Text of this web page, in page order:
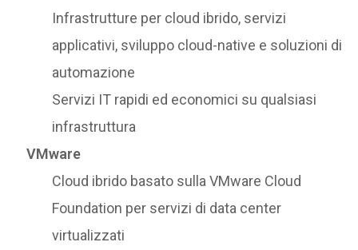
Infrastrutture per cloud ibrido, servizi
applicativi, sviluppo cloud-native e soluzioni di
automazione
Servizi IT rapidi ed economici su qualsiasi
infrastruttura
VMware
Cloud ibrido basato sulla VMware Cloud
Foundation per servizi di data center
virtualizzati